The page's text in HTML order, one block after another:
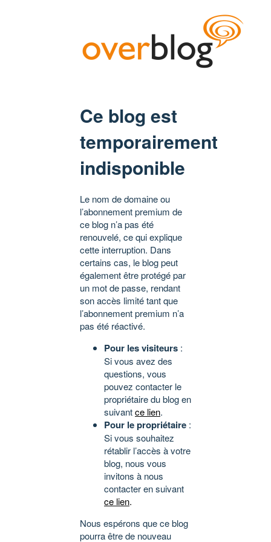
Ce blog est
temporairement
indisponible
Le nom de domaine ou
l’abonnement premium de
ce blog n’a pas été
renouvelé, ce qui explique
cette interruption. Dans
certains cas, le blog peut
également être protégé par
un mot de passe, rendant
son accès limité tant que
l’abonnement premium n’a
pas été réactivé.
Pour les visiteurs :
Si vous avez des
questions, vous
pouvez contacter le
propriétaire du blog en
suivantce lien.
Pour le propriétaire :
Si vous souhaitez
rétablir l’accès à votre
blog, nous vous
invitons à nous
contacter en suivant
ce lien.
Nous espérons que ce blog
pourra être de nouveau